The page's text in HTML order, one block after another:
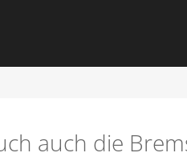
auch die